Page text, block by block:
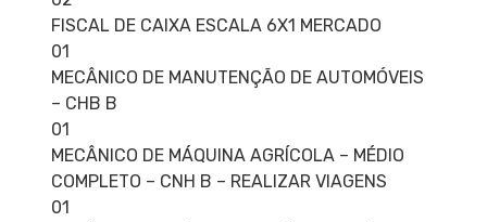
FISCAL DE CAIXA ESCALA 6X1 MERCADO
01
MECÂNICO DE MANUTENÇÃO DE AUTOMÓVEIS
– CHB B
01
MECÂNICO DE MÁQUINA AGRÍCOLA – MÉDIO
COMPLETO – CNH B – REALIZAR VIAGENS
01